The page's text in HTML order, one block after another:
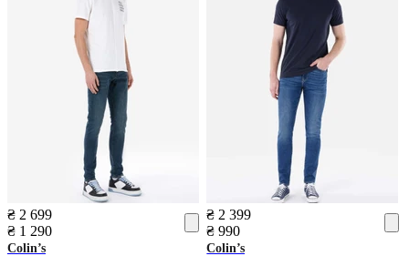
₴ 2 699
₴ 1 290
Colin’s
₴ 2 399
₴ 990
Colin’s